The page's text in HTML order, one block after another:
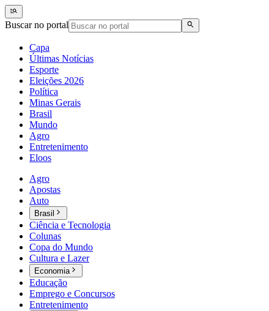
Buscar no portal
Capa
Últimas Notícias
Esporte
Eleições 2026
Política
Minas Gerais
Brasil
Mundo
Agro
Entretenimento
Eloos
Agro
Apostas
Auto
Brasil
Ciência e Tecnologia
Colunas
Copa do Mundo
Cultura e Lazer
Economia
Educação
Emprego e Concursos
Entretenimento